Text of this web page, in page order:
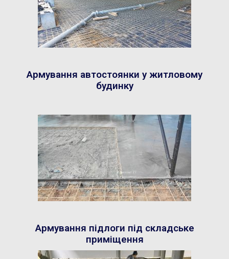
Армування автостоянки у житловому
будинку
Армування підлоги під складське
приміщення